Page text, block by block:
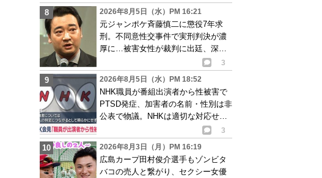
2026年8月5日（水）PM 16:21
元ジャンポケ斉藤慎二に懲役7年求
刑。不同意性交事件で実刑判決が濃
厚に…被害女性が裁判に出廷、深刻
3
2026年8月5日（水）PM 18:52
NHK職員が番組出演者から性被害で
PTSD発症、加害者の名前・性別は非
公表で物議。NHKは適切な対応せず
3
2026年8月3日（月）PM 16:19
広島カープ田村俊介選手もゾンビタ
バコの売人と繋がり、セクシー女優